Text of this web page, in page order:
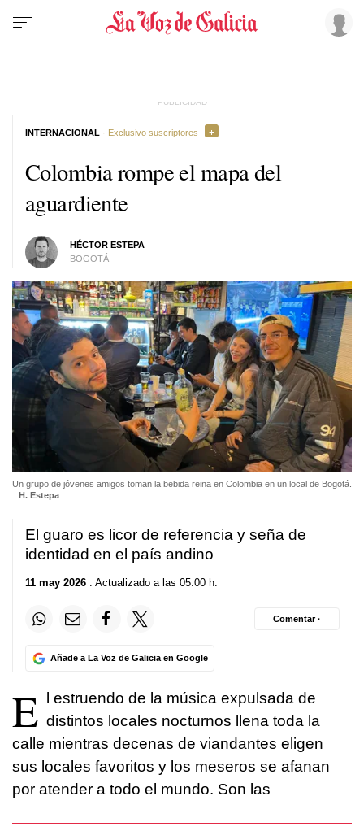
Colombia rompe el mapa del
aguardiente
HÉCTOR ESTEPA
BOGOTÁ
INTERNACIONAL · Exclusivo suscriptores
Un grupo de jóvenes amigos toman la bebida reina en Colombia en un local de Bogotá.
H. Estepa
El guaro es licor de referencia y seña de
identidad en el país andino
11 may 2026 . Actualizado a las 05:00 h.
Añade a La Voz de Galicia en Google
Comentar ·
E
l estruendo de la música expulsada de
distintos locales nocturnos llena toda la
calle mientras decenas de viandantes eligen
sus locales favoritos y los meseros se afanan
por atender a todo el mundo. Son las